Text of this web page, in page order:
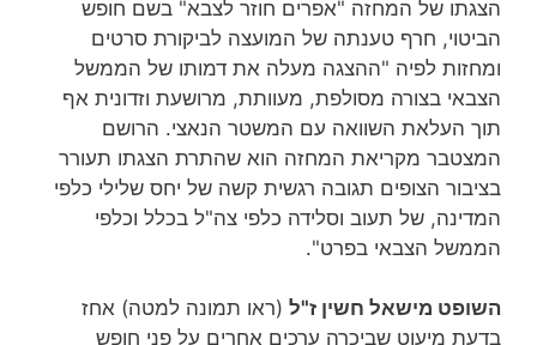
הצגתו של המחזה "אפרים חוזר לצבא" בשם חופש
הביטוי, חרף טענתה של המועצה לביקורת סרטים
ומחזות לפיה "ההצגה מעלה את דמותו של הממשל
הצבאי בצורה מסולפת, מעוותת, מרושעת וזדונית אף
תוך העלאת השוואה עם המשטר הנאצי. הרושם
המצטבר מקריאת המחזה הוא שהתרת הצגתו תעורר
בציבור הצופים תגובה רגשית קשה של יחס שלילי כלפי
המדינה, של תעוב וסלידה כלפי צה"ל בכלל וכלפי
הממשל הצבאי בפרט".
השופט מישאל חשין ז"ל (ראו תמונה למטה) אחז
בדעת מיעוט שביכרה ערכים אחרים על פני חופש